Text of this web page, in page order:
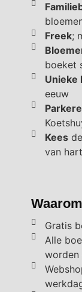
Freek;
boeket
Unieke
eeuw
Keesde
van
Gratis
Alle
worden